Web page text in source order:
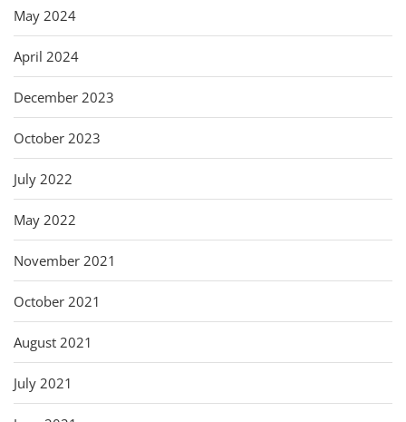
May 2024
April 2024
December 2023
October 2023
July 2022
May 2022
November 2021
October 2021
August 2021
July 2021